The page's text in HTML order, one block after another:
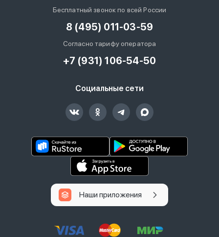
Бесплатный звонок по всей России
8 (495) 011-03-59
Согласно тарифу оператора
+7 (931) 106-54-50
Социальные сети
Наши приложения